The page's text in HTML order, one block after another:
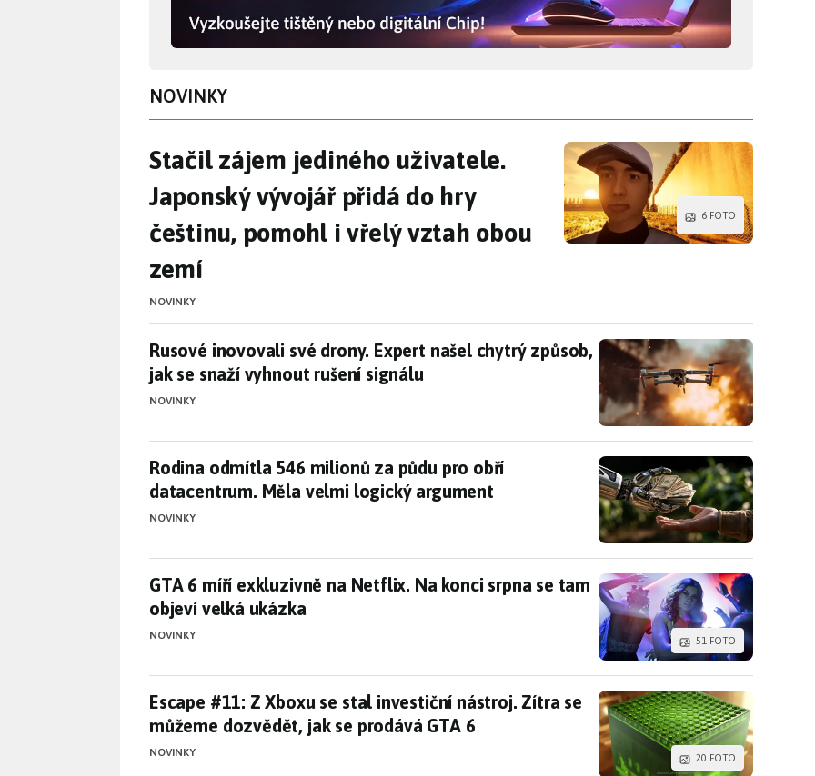
NOVINKY
Stačil zájem jediného uživatele. Japonský vývojář přidá
Stačil zájem jediného uživatele.
Japonský vývojář přidá do hry
češtinu, pomohl i vřelý vztah obou
zemí
NOVINKY
6 FOTO
Rusové inovovali své drony. Expert našel chytrý způsob, jak se snaží vyhnout
Rusové inovovali své drony. Expert našel chytrý způsob,
jak se snaží vyhnout rušení signálu
NOVINKY
Rodina odmítla 546 milionů za půdu pro obří datacentrum. Měla velmi logický
Rodina odmítla 546 milionů za půdu pro obří
datacentrum. Měla velmi logický argument
NOVINKY
GTA 6 míří exkluzivně na Netflix. Na konci srpna se tam objeví velká ukázka
GTA 6 míří exkluzivně na Netflix. Na konci srpna se tam
objeví velká ukázka
NOVINKY 51 FOTO
Escape #11: Z Xboxu se stal investiční nástroj. Zítra se můžeme dozvědět, jak se
Escape #11: Z Xboxu se stal investiční nástroj. Zítra se
můžeme dozvědět, jak se prodává GTA 6
NOVINKY 20 FOTO